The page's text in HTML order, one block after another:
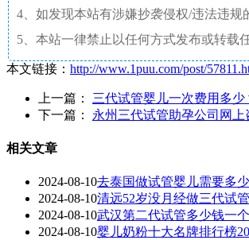
4、如发现本站有涉嫌抄袭侵权/违法违规
5、本站一律禁止以任何方式发布或转载
本文链接： http://www.1puu.com/post/
上一篇： 三代试管婴儿一次费用多
下一篇： 永州三代试管助孕公司网
相关文章
2024-08-10去泰国做试管婴儿需要多
2024-08-10清远52岁没月经做三代试
2024-08-10武汉第二代试管多少钱一
2024-08-10婴儿奶粉十大名牌排行榜